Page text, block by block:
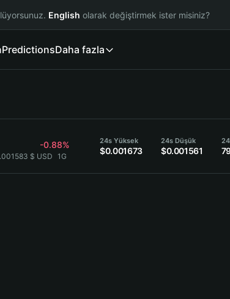
English olarak değiştirmek ister misiniz?
PredictionsDaha fazla
-0.88%
$ USD 1G
24s Yüksek
$0.001673
24s Düşük
$0.001561